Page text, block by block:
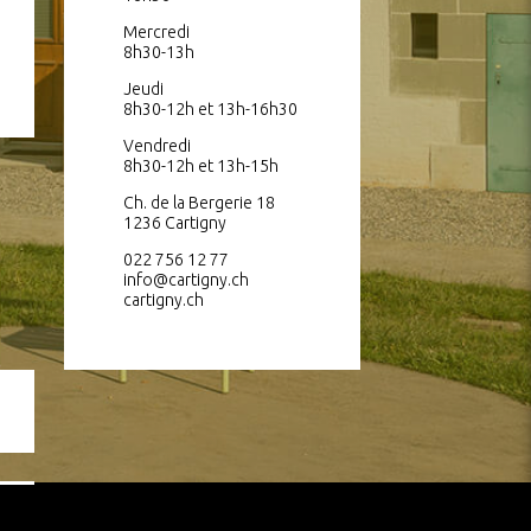
Mercredi
8h30-13h
Jeudi
8h30-12h et 13h-16h30
Vendredi
8h30-12h et 13h-15h
Ch. de la Bergerie 18
1236 Cartigny
022 756 12 77
info@cartigny.ch
cartigny.ch